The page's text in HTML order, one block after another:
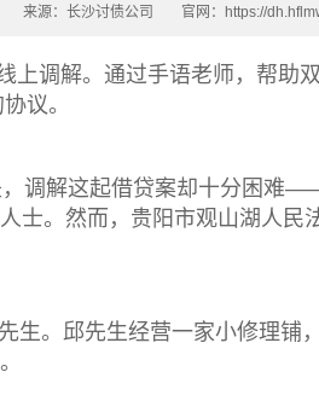
来源：长沙讨债公司 官网：https://
上调解。通过手语老师，帮助
议。
调解这起借贷案却十分困难
士。然而，贵阳市观山湖人民
生。邱先生经营一家小修理铺